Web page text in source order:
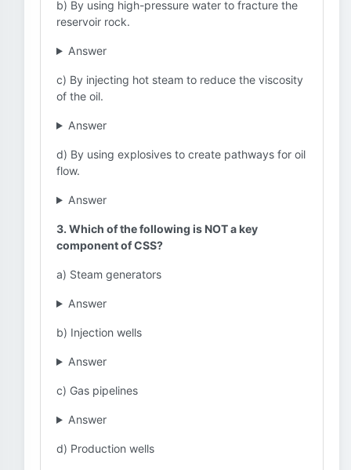
b) By using high-pressure water to fracture the
reservoir rock.
Answer
c) By injecting hot steam to reduce the viscosity
of the oil.
Answer
d) By using explosives to create pathways for oil
flow.
Answer
3. Which of the following is NOT a key
component of CSS?
a) Steam generators
Answer
b) Injection wells
Answer
c) Gas pipelines
Answer
d) Production wells